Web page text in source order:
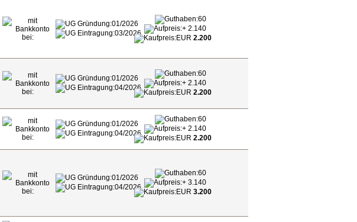
01/2026
03/2026
60
+ 2.140
EUR2.200
01/2026
04/2026
60
+ 2.140
EUR2.200
01/2026
04/2026
60
+ 2.140
EUR2.200
01/2026
04/2026
60
+ 3.140
EUR3.200